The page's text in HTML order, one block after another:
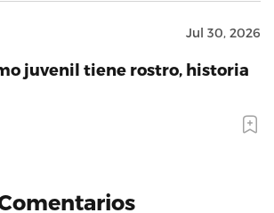
Jul 30, 2026
juvenil tiene rostro, historia